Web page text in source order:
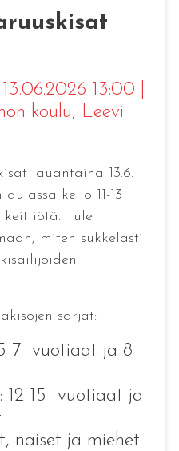
13:00
koulu, Leevi
lauantaina 13.6.
kello 11-13
Tule
miten sukkelasti
sarjat:
7 -vuotiaat ja 8-
12-15 -vuotiaat ja
naiset ja miehet